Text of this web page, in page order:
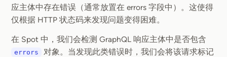
应主体中存在错误（通常放置在 errors 字段中）。这使得
仅根据 HTTP 状态码来发现问题变得困难。
在 Spot 中，我们会检测 GraphQL 响应主体中是否包含
errors
对象。当发现此类错误时，我们会将该请求标记